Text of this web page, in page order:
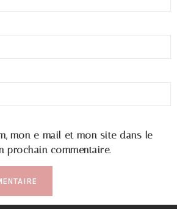
mon e-mail et mon site dans le
prochain commentaire.